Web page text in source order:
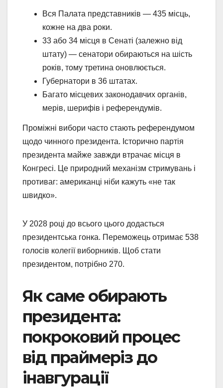
Вся Палата представників — 435 місць,
кожне на два роки.
33 або 34 місця в Сенаті (залежно від
штату) — сенатори обираються на шість
років, тому третина оновлюється.
Губернатори в 36 штатах.
Багато місцевих законодавчих органів,
мерів, шерифів і референдумів.
Проміжні вибори часто стають референдумом
щодо чинного президента. Історично партія
президента майже завжди втрачає місця в
Конгресі. Це природний механізм стримувань і
противаг: американці ніби кажуть «не так
швидко».
У 2028 році до всього цього додасться
президентська гонка. Переможець отримає 538
голосів колегії виборників. Щоб стати
президентом, потрібно 270.
Як саме обирають
президента:
покроковий процес
від праймеріз до
інавгурації